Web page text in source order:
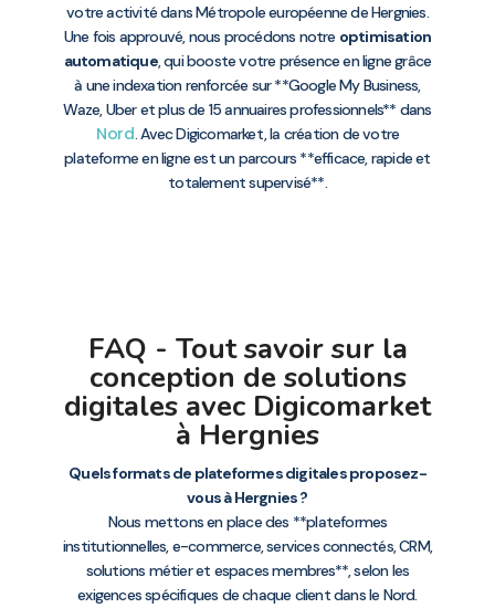
votre activité dans Métropole européenne de Hergnies.
Une fois approuvé, nous procédons notre optimisation
automatique, qui booste votre présence en ligne grâce
à une indexation renforcée sur **Google My Business,
Waze, Uber et plus de 15 annuaires professionnels** dans
Nord. Avec Digicomarket, la création de votre
plateforme en ligne est un parcours **efficace, rapide et
totalement supervisé**.
FAQ - Tout savoir sur la
conception de solutions
digitales avec Digicomarket
à Hergnies
Quels formats de plateformes digitales proposez-
vous à Hergnies ?
Nous mettons en place des **plateformes
institutionnelles, e-commerce, services connectés, CRM,
solutions métier et espaces membres**, selon les
exigences spécifiques de chaque client dans le Nord.